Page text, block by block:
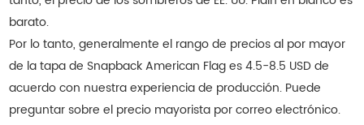
barato.
Por lo tanto, generalmente el rango de precios al por mayor
de la tapa de Snapback American Flag es 4.5-8.5 USD de
acuerdo con nuestra experiencia de producción. Puede
preguntar sobre el precio mayorista por correo electrónico.